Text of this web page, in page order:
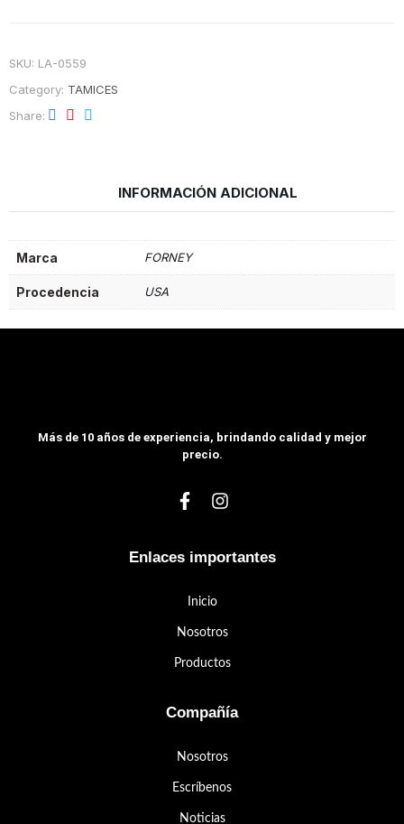
SKU: LA-0559
Category: TAMICES
Share
INFORMACIÓN ADICIONAL
Marca FORNEY
Procedencia USA
Más de 10 años de experiencia, brindando calidad y mejor
precio.
Enlaces importantes
Inicio
Nosotros
Productos
Compañía
Nosotros
Escríbenos
Noticias